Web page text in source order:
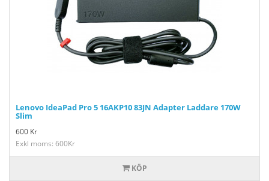
Lenovo IdeaPad Pro 5 16AKP10 83JN Adapter Laddare 170W
Slim
600 Kr
Exkl moms: 600Kr
KÖP